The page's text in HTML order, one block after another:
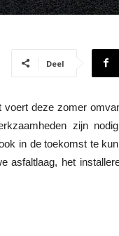
Deel
deze zomer
zijn
in de toekomst te
asfaltlaag, het